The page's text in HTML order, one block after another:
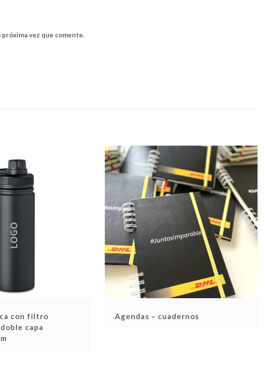
vez que comente.
con filtro
capa
Agendas – cuadernos